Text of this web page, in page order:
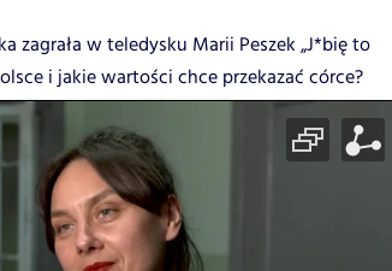
zagrała w teledysku Marii Peszek „J*bię to
i jakie wartości chce przekazać córce?